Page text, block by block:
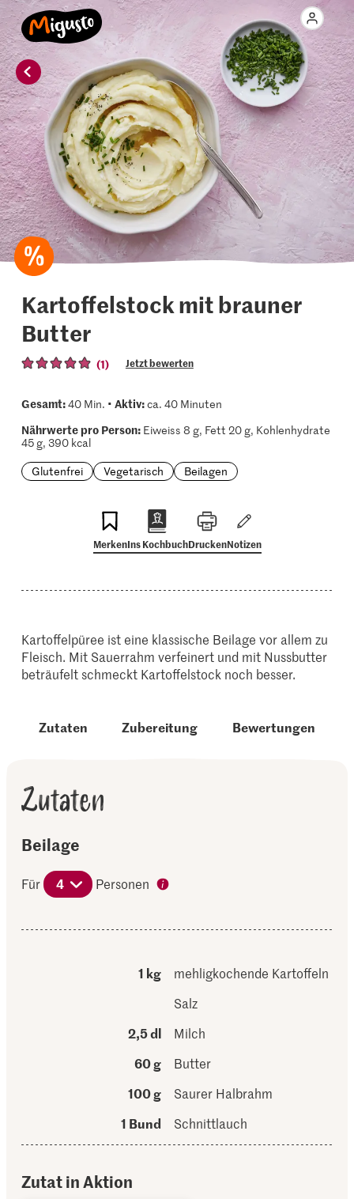
Kartoffelstock mit brauner
Butter
(1) Jetzt bewerten
Gesamt:40 Min. • Aktiv:ca. 40 Minuten
Nährwerte pro Person:Eiweiss 8 g, Fett 20 g, Kohlenhydrate
45 g, 390 kcal
Glutenfrei
Vegetarisch Beilagen
MerkenIns KochbuchDruckenNotizen
Kartoffelpüree ist eine klassische Beilage vor allem zu
Fleisch. Mit Sauerrahm verfeinert und mit Nussbutter
beträufelt schmeckt Kartoffelstock noch besser.
Zutaten Zubereitung Bewertungen
Zutaten
Beilage
Für 4 Personen
1 kg
mehligkochende Kartoffeln
Salz
2,5 dl
Milch
60 g
Butter
100 g
Saurer Halbrahm
1 Bund
Schnittlauch
Zutat in Aktion